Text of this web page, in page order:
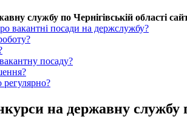
службу по Чернігівській області
вакантні посади на держслужбу?
посаду?
регулярно?
на державну службу